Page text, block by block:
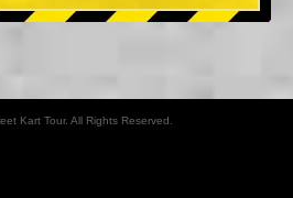
Kart Tour. All Rights Reserved.